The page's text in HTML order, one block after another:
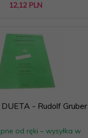
12,12 PLN
- Rudolf Gruber
od ręki – wysyłka w